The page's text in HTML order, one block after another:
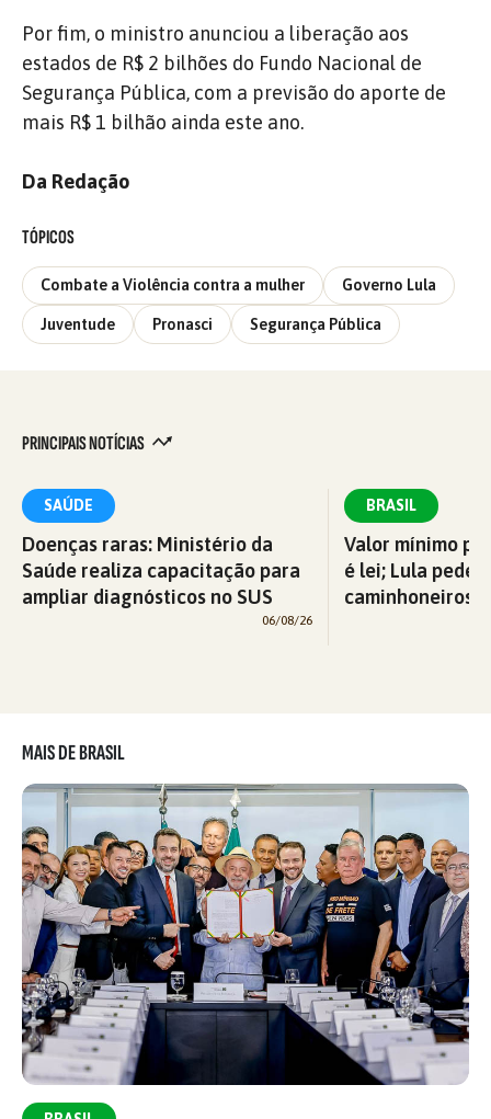
Por fim, o ministro anunciou a liberação aos
estados de R$ 2 bilhões do Fundo Nacional de
Segurança Pública, com a previsão do aporte de
mais R$ 1 bilhão ainda este ano.
Da Redação
TÓPICOS
Combate a Violência contra a mulher Governo Lula
Juventude Pronasci Segurança Pública
PRINCIPAIS NOTÍCIAS
SAÚDE
Doenças raras: Ministério da
Saúde realiza capacitação para
ampliar diagnósticos no SUS
06/08/26
BRASIL
Valor mínimo
é lei; Lula pede
caminhoneiros
MAIS DE BRASIL